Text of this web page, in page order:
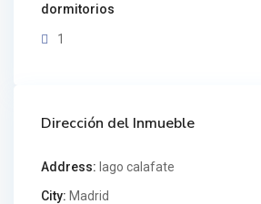
dormitorios
1
Dirección del Inmueble
Address: lago calafate
City: Madrid